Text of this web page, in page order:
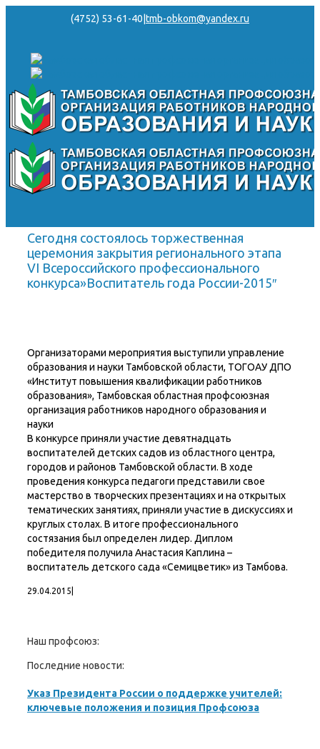
(4752) 53-61-40 tmb-obkom@yandex.ru
Сегодня состоялось торжественная
церемония закрытия регионального этапа
VI Всероссийского профессионального
конкурса»Воспитатель года России-2015″
Организаторами мероприятия выступили управление
образования и науки Тамбовской области, ТОГОАУ ДПО
«Институт повышения квалификации работников
образования», Тамбовская областная профсоюзная
организация работников народного образования и
науки
В конкурсе приняли участие девятнадцать
воспитателей детских садов из областного центра,
городов и районов Тамбовской области. В ходе
проведения конкурса педагоги представили свое
мастерство в творческих презентациях и на открытых
тематических занятиях, приняли участие в дискуссиях и
круглых столах. В итоге профессионального
состязания был определен лидер. Диплом
победителя получила Анастасия Каплина –
воспитатель детского сада «Семицветик» из Тамбова.
29.04.2015
Наш профсоюз:
Последние новости:
Указ Президента России о поддержке учителей:
ключевые положения и позиция Профсоюза